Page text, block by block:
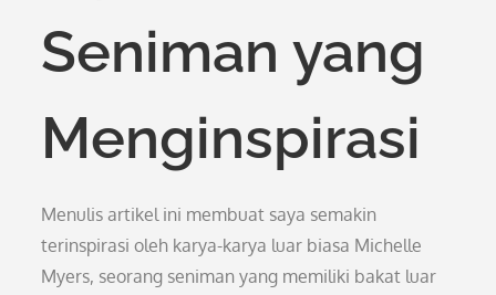
Seniman yang
Menginspirasi
Menulis artikel ini membuat saya semakin
terinspirasi oleh karya-karya luar biasa Michelle
Myers, seorang seniman yang memiliki bakat luar